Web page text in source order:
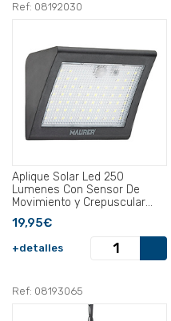
Ref: 08192030
Aplique Solar Led 250
Lumenes Con Sensor De
Movimiento y Crepuscular
IP65.
19,95€
+detalles
Ref: 08193065